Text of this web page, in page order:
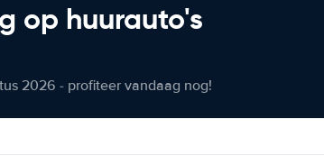
op huurauto's
2026 - profiteer vandaag nog!